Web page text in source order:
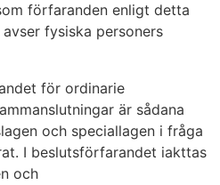
förfaranden enligt detta
fysiska personers
för ordinarie
är sådana
och speciallagen i fråga
I beslutsförfarandet iakttas
och